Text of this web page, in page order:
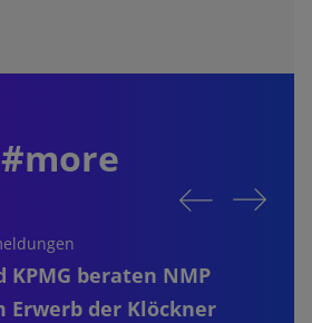
KPMG beraten NMP
Erwerb der Klöckner